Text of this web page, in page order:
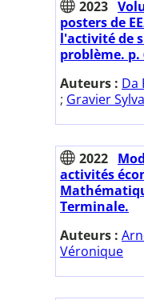
2023
posters de
l'activité de
problème. p.
Auteurs : Da
; Gravier
2022
activités
Terminale.
Auteurs :
Véronique